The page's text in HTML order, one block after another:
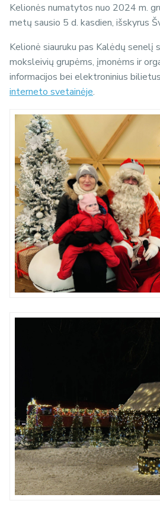
Kelionės numatytos nuo 2024 m.
metų sausio 5 d. kasdien, išskyrus
Kelionė siauruku pas Kalėdų senelį
moksleivių grupėms, įmonėms ir
informacijos bei elektroninius
interneto svetainėje.